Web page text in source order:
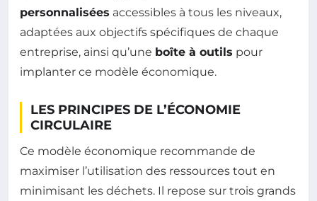
personnalisées accessibles à tous les niveaux,
adaptées aux objectifs spécifiques de chaque
entreprise, ainsi qu’une boîte à outils pour
implanter ce modèle économique.
LES PRINCIPES DE L’ÉCONOMIE
CIRCULAIRE
Ce modèle économique recommande de
maximiser l’utilisation des ressources tout en
minimisant les déchets. Il repose sur trois grands